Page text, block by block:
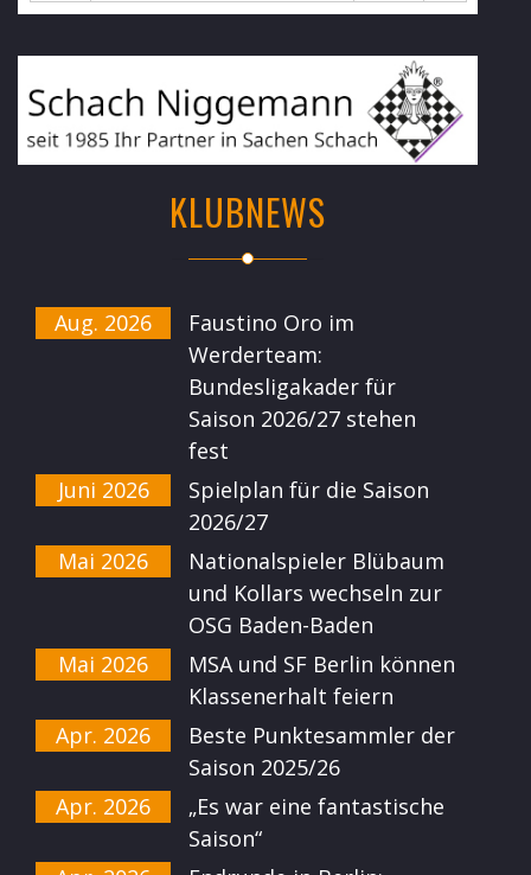
KLUBNEWS
Aug. 2026
Faustino Oro im
Werderteam:
Bundesligakader für
Saison 2026/27 stehen
fest
Juni 2026
Spielplan für die Saison
2026/27
Mai 2026
Nationalspieler Blübaum
und Kollars wechseln zur
OSG Baden-Baden
Mai 2026
MSA und SF Berlin können
Klassenerhalt feiern
Apr. 2026
Beste Punktesammler der
Saison 2025/26
Apr. 2026
„Es war eine fantastische
Saison“